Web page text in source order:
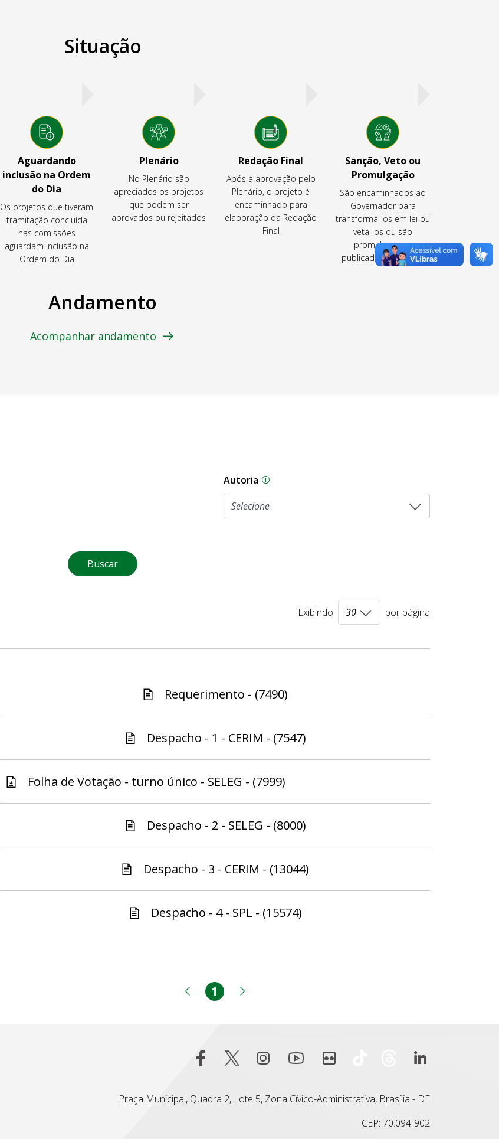
Situação
Aguardando
inclusão na Ordem
do Dia
Os projetos que tiveram
tramitação concluída
nas comissões
aguardam inclusão na
Ordem do Dia
Plenário
No Plenário são
apreciados os projetos
que podem ser
aprovados ou rejeitados
Redação Final
Após a aprovação pelo
Plenário, o projeto é
encaminhado para
elaboração da Redação
Final
Sanção, Veto ou
Promulgação
São encaminhados ao
Governador para
transformá-los em lei ou
vetá-los ou são
promulgados e
publicados pela CLDF
Andamento
Acompanhar andamento
Autoria As proposições legislativas na CLDF podem ser
Buscar
Exibindo por página
Requerimento - (7490)
Despacho - 1 - CERIM - (7547)
Folha de Votação - turno único - SELEG - (7999)
Despacho - 2 - SELEG - (8000)
Despacho - 3 - CERIM - (13044)
Despacho - 4 - SPL - (15574)
Página anterior
Página
1
Praça Municipal, Quadra 2, Lote 5, Zona Cívico-Administrativa, Brasília - DF
CEP: 70.094-902